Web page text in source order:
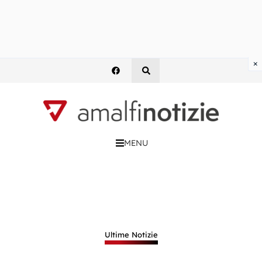
MENU
Ultime Notizie
×